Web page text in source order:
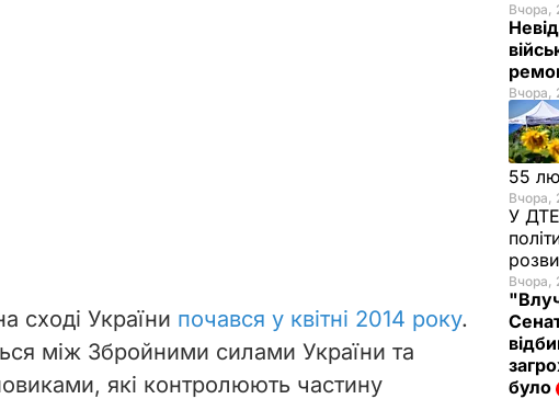
сході України почався у квітні 2014 року.
між Збройними силами України та
які контролюють частину
Вчора,
Вчора,
55
Вчора,
У
Вчора,
було